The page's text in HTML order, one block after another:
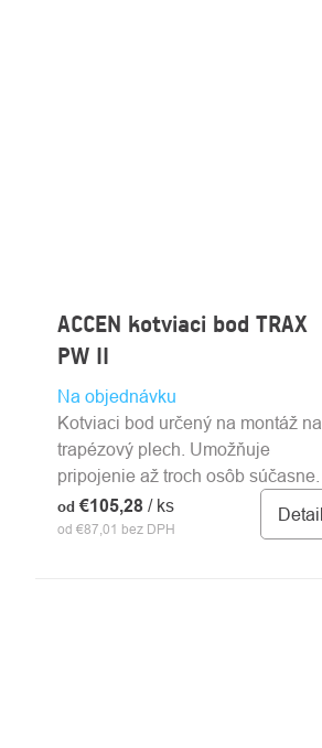
ACCEN kotviaci bod TRAX
PW II
Na objednávku
od €87,01 bez DPH
od €105,28 / ks Detail
Kotviaci bod určený na montáž na
trapézový plech. Umožňuje
pripojenie až troch osôb súčasne.